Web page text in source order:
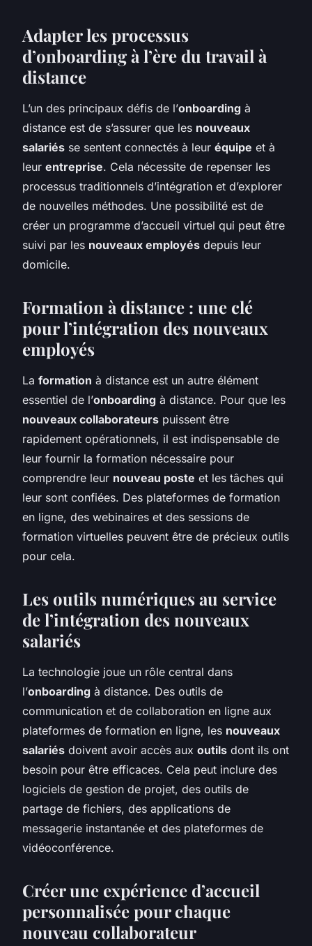
Adapter les processus
d’onboarding à l’ère du travail à
distance
L’un des principaux défis de l’onboarding à
distance est de s’assurer que les nouveaux
salariés se sentent connectés à leur équipe et à
leur entreprise. Cela nécessite de repenser les
processus traditionnels d’intégration et d’explorer
de nouvelles méthodes. Une possibilité est de
créer un programme d’accueil virtuel qui peut être
suivi par les nouveaux employés depuis leur
domicile.
Formation à distance : une clé
pour l’intégration des nouveaux
employés
La formation à distance est un autre élément
essentiel de l’onboarding à distance. Pour que les
nouveaux collaborateurs puissent être
rapidement opérationnels, il est indispensable de
leur fournir la formation nécessaire pour
comprendre leur nouveau poste et les tâches qui
leur sont confiées. Des plateformes de formation
en ligne, des webinaires et des sessions de
formation virtuelles peuvent être de précieux outils
pour cela.
Les outils numériques au service
de l’intégration des nouveaux
salariés
La technologie joue un rôle central dans
l’onboarding à distance. Des outils de
communication et de collaboration en ligne aux
plateformes de formation en ligne, les nouveaux
salariés doivent avoir accès aux outils dont ils ont
besoin pour être efficaces. Cela peut inclure des
logiciels de gestion de projet, des outils de
partage de fichiers, des applications de
messagerie instantanée et des plateformes de
vidéoconférence.
Créer une expérience d’accueil
personnalisée pour chaque
nouveau collaborateur